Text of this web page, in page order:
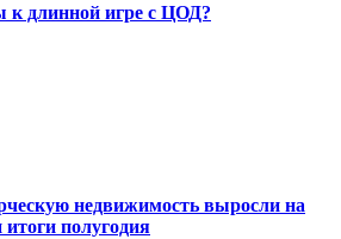
к длинной игре с ЦОД?
недвижимость выросли на
полугодия